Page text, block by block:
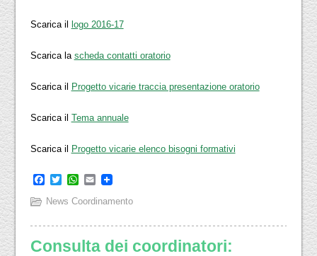
Scarica il logo 2016-17
Scarica la scheda contatti oratorio
Scarica il Progetto vicarie traccia presentazione oratorio
Scarica il Tema annuale
Scarica il Progetto vicarie elenco bisogni formativi
Facebook
TwitterWhatsApp
Email
News Coordinamento
Consulta dei coordinatori: